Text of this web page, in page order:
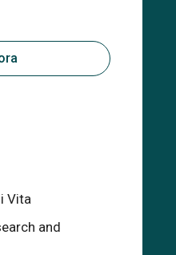
Vita
and